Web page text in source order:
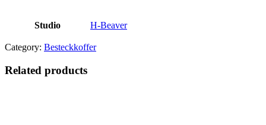
Studio H-Beaver
Category: Besteckkoffer
Related products